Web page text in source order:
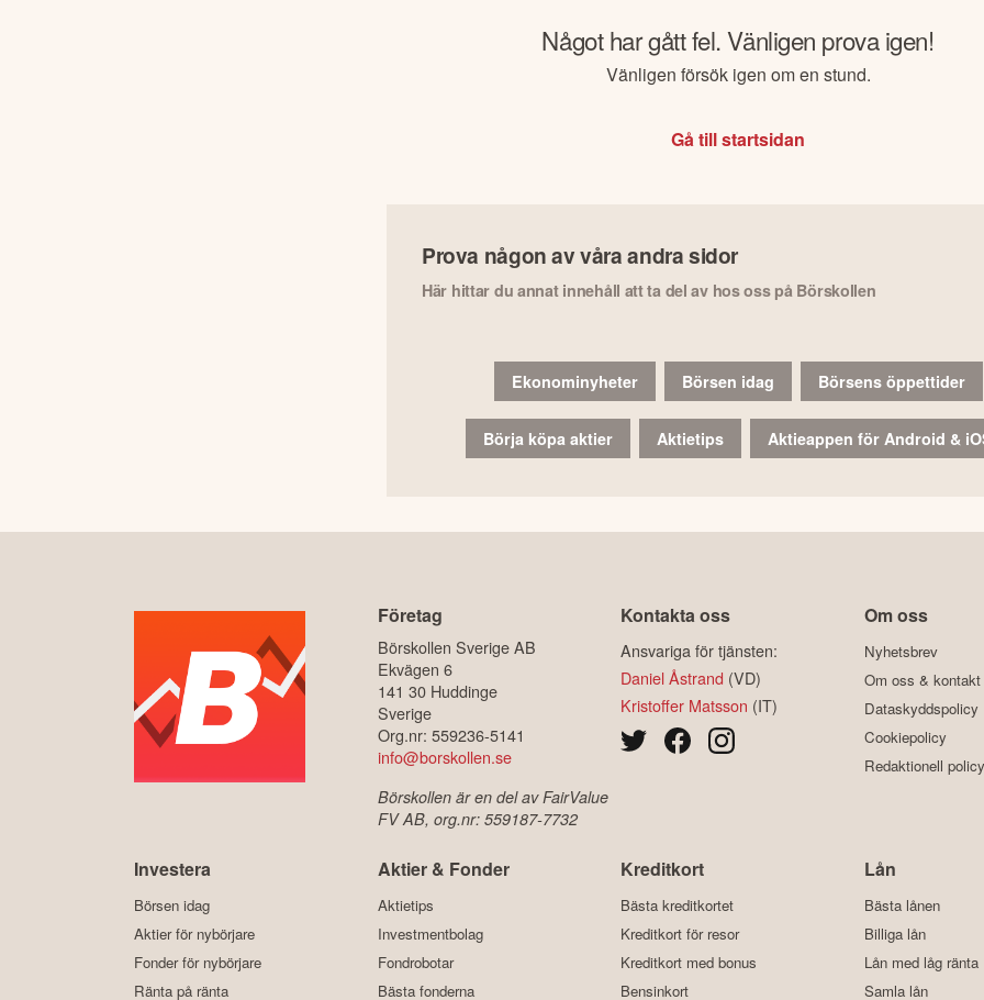
Något har gått fel. Vänligen prova igen!
Vänligen försök igen om en stund.
Gå till startsidan
Prova någon av våra andra sidor
Här hittar du annat innehåll att ta del av hos oss på Börskollen
Ekonominyheter Börsen idag Börsens öppettider
Börja köpa aktier Aktietips Aktieappen för Android &
Företag
Börskollen Sverige AB
Ekvägen 6
141 30 Huddinge
Sverige
Org.nr: 559236-5141
info@borskollen.se
Börskollen är en del av FairValue
FV AB, org.nr: 559187-7732
Kontakta oss
Ansvariga för tjänsten:
Daniel Åstrand (VD)
Kristoffer Matsson (IT)
Om oss
Nyhetsbrev
Om oss & kontakt
Dataskyddspolicy
Cookiepolicy
Redaktionell policy
Investera
Börsen idag
Aktier för nybörjare
Fonder för nybörjare
Ränta på ränta
Aktier & Fonder
Aktietips
Investmentbolag
Fondrobotar
Bästa fonderna
Kreditkort
Bästa kreditkortet
Kreditkort för resor
Kreditkort med bonus
Bensinkort
Lån
Bästa lånen
Billiga lån
Lån med låg ränta
Samla lån